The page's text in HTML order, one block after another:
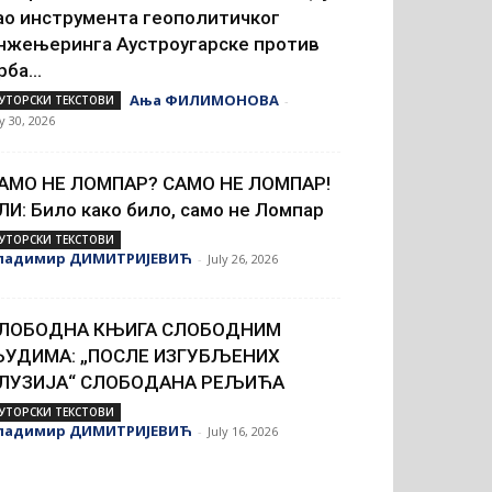
инструмента геополитичког
Аустроугарске против
ТЕКСТОВИ Ања ФИЛИМОНОВА -
30, 2026
НЕ ЛОМПАР? САМО НЕ ЛОМПАР!
Било како било, само не Ломпар
ТЕКСТОВИ
ДИМИТРИЈЕВИЋ - July 26, 2026
КЊИГА СЛОБОДНИМ
„ПОСЛЕ ИЗГУБЉЕНИХ
СЛОБОДАНА РЕЉИЋА
ТЕКСТОВИ
ДИМИТРИЈЕВИЋ - July 16, 2026